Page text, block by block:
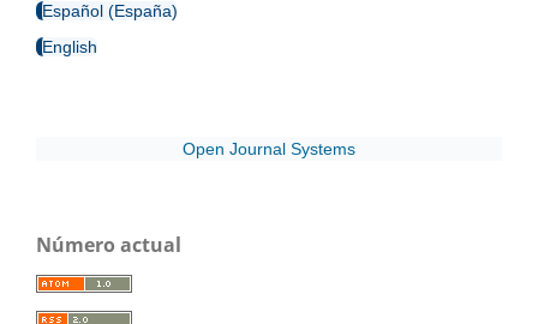
Español (España)
English
Open Journal Systems
Número actual